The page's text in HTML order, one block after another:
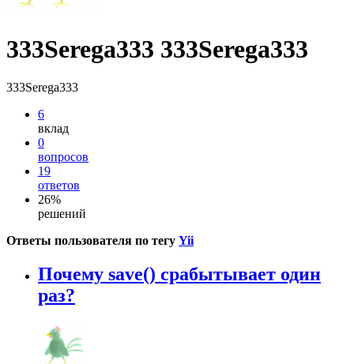
333Serega333 333Serega333
333Serega333
6
вклад
0
вопросов
19
ответов
26%
решений
Ответы пользователя по тегу Yii
Почему save() срабытывает один
раз?